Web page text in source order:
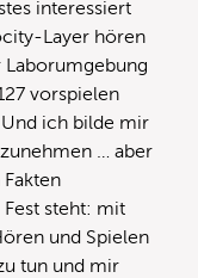
interessiert
Layer hören
Laborumgebung
vorspielen
ich bilde mir
… aber
steht: mit
und Spielen
tun und mir